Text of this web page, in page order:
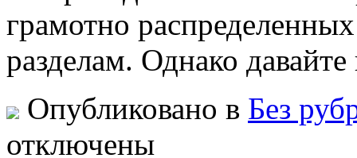
грамотно
разделам. Однако
Опубликовано в Без
отключены